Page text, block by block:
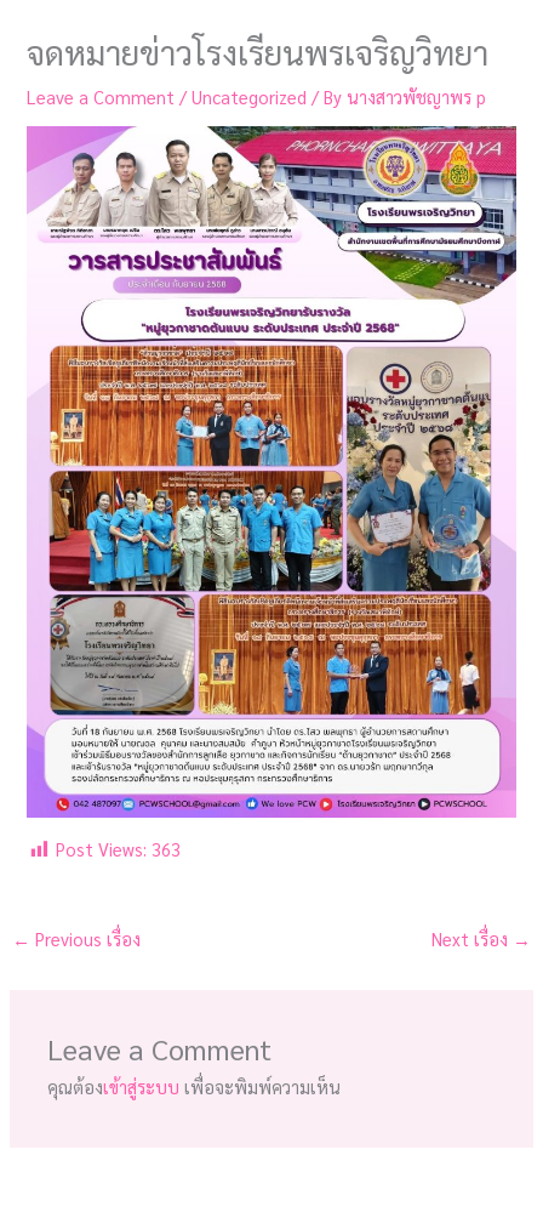
จดหมายข่าวโรงเรียนพรเจริญวิทยา
Leave a Comment /Uncategorized / Byนางสาวพัชญาพร p
Post Views: 363
← Previous เรื่อง Next เรื่อง →
Leave a Comment
คุณต้องเข้าสู่ระบบ เพื่อจะพิมพ์ความเห็น